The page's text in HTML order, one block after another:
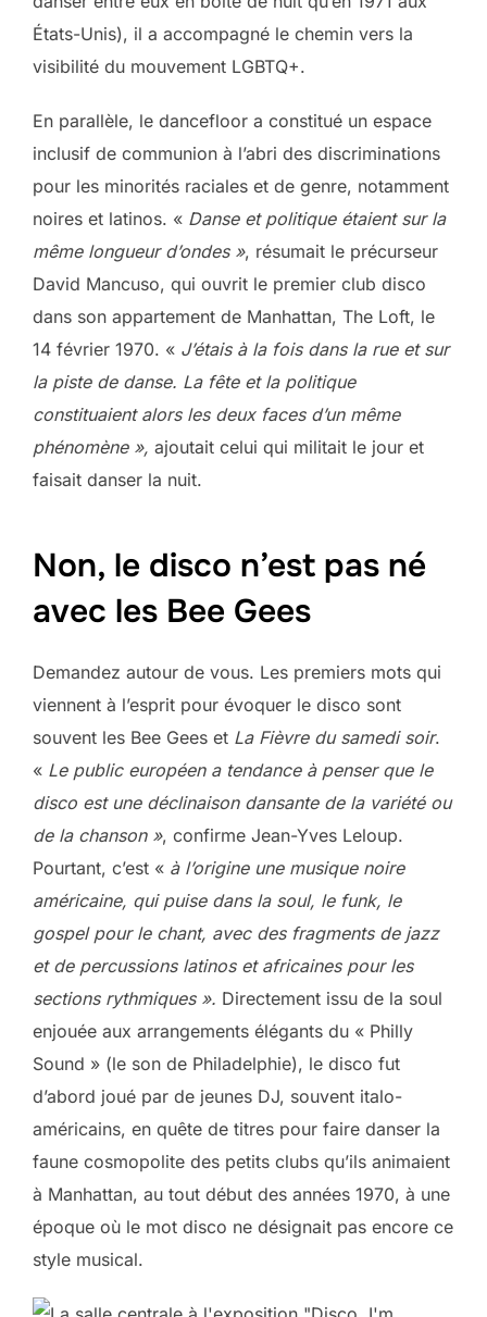
États-Unis), il a accompagné le chemin vers la
visibilité du mouvement LGBTQ+.
En parallèle, le dancefloor a constitué un espace
inclusif de communion à l’abri des discriminations
pour les minorités raciales et de genre, notamment
noires et latinos. « Danse et politique étaient sur la
même longueur d’ondes », résumait le précurseur
David Mancuso, qui ouvrit le premier club disco
dans son appartement de Manhattan, The Loft, le
14 février 1970. « J’étais à la fois dans la rue et sur
la piste de danse. La fête et la politique
constituaient alors les deux faces d’un même
phénomène », ajoutait celui qui militait le jour et
faisait danser la nuit.
Non, le disco n’est pas né
avec les Bee Gees
Demandez autour de vous. Les premiers mots qui
viennent à l’esprit pour évoquer le disco sont
souvent les Bee Gees et La Fièvre du samedi soir.
« Le public européen a tendance à penser que le
disco est une déclinaison dansante de la variété ou
de la chanson », confirme Jean-Yves Leloup.
Pourtant, c’est « à l’origine une musique noire
américaine, qui puise dans la soul, le funk, le
gospel pour le chant, avec des fragments de jazz
et de percussions latinos et africaines pour les
sections rythmiques ». Directement issu de la soul
enjouée aux arrangements élégants du « Philly
Sound » (le son de Philadelphie), le disco fut
d’abord joué par de jeunes DJ, souvent italo-
américains, en quête de titres pour faire danser la
faune cosmopolite des petits clubs qu’ils animaient
à Manhattan, au tout début des années 1970, à une
époque où le mot disco ne désignait pas encore ce
style musical.